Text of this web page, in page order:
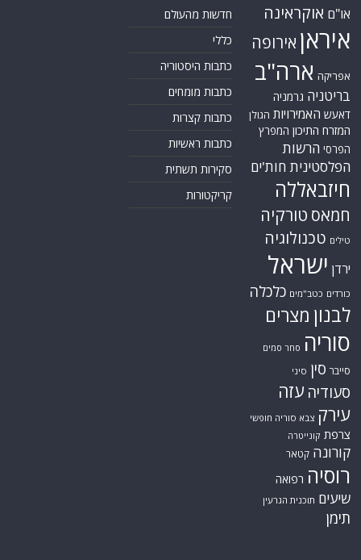
או"ם אוקראינה
איראן אירופה
אפריקה ארה"ב
בריטניה גרמניה
דאעש האמירויות הגולן
המזרח התיכון המפרץ
הפרסי הרשות
הפלסטינית חות'ים
חיזבאללה
חמאס טורקיה
טילים טכנולוגיה
ירדן ישראל
כורדים כטב"מים כלכלה
לבנון מצרים
סוריה סחר סמים
סייבר סין סיני
סעודיה עזה
עירק צבא סוריה חופשי
צרפת קונייטרה
קורונה קטאר
רוסיה רפואה
שיעים תוכנית הגרעין
תימן
חדשות מהעולם
כללי
כתבות היסטוריה
כתבות מומחים
כתבות קצרות
כתבות ראשיות
סקירות תשתית
קריקטורות